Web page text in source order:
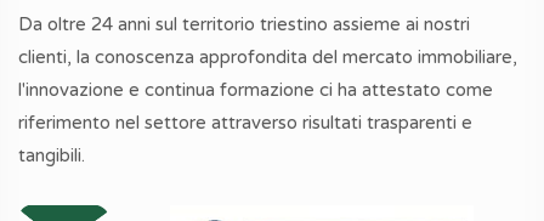
Da oltre 24 anni sul territorio triestino assieme ai nostri
clienti, la conoscenza approfondita del mercato immobiliare,
l'innovazione e continua formazione ci ha attestato come
riferimento nel settore attraverso risultati trasparenti e
tangibili.